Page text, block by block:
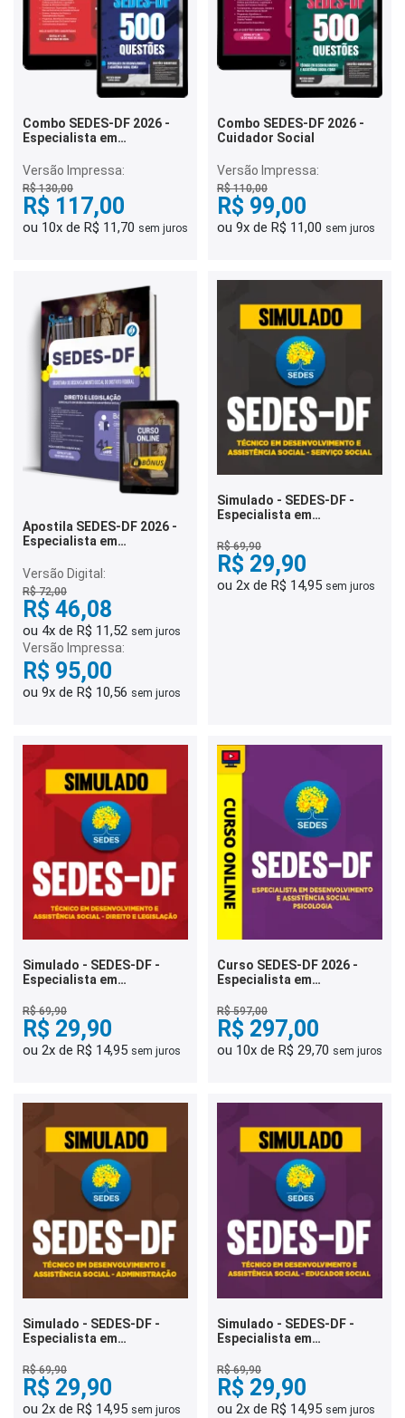
Combo SEDES-DF 2026 -
Especialista em
Assistência Social (EDAS) -
Comunicação Social
Versão Impressa:
R$ 130,00
R$ 117,00
ou 10x de R$ 11,70 sem juros
Combo SEDES-DF 2026 -
Cuidador Social
Versão Impressa:
R$ 110,00
R$ 99,00
ou 9x de R$ 11,00 sem juros
Apostila SEDES-DF 2026 -
Especialista em
Assistência Social (EDAS) -
Direito e Legislação
Versão Digital:
R$ 72,00
R$ 46,08
ou 4x de R$ 11,52 sem juros
Versão Impressa:
R$ 95,00
ou 9x de R$ 10,56 sem juros
Simulado - SEDES-DF -
Especialista em
Assistência Social -
Serviço Social
R$ 69,90
R$ 29,90
ou 2x de R$ 14,95 sem juros
Simulado - SEDES-DF -
Especialista em
Assistência Social - Direito
e Legislação
R$ 69,90
R$ 29,90
ou 2x de R$ 14,95 sem juros
Curso SEDES-DF 2026 -
Especialista em
Assistência Social -
Psicologia
R$ 597,00
R$ 297,00
ou 10x de R$ 29,70 sem juros
Simulado - SEDES-DF -
Especialista em
Assistência Social -
Administração
R$ 69,90
R$ 29,90
ou 2x de R$ 14,95 sem juros
Simulado - SEDES-DF -
Especialista em
Assistência Social -
Educador Social
R$ 69,90
R$ 29,90
ou 2x de R$ 14,95 sem juros